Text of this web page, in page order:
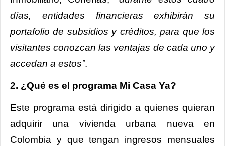
días, entidades financieras exhibirán su
portafolio de subsidios y créditos, para que los
visitantes conozcan las ventajas de cada uno y
accedan a estos”.
2. ¿Qué es el programa Mi Casa Ya?
Este programa está dirigido a quienes quieran
adquirir una vivienda urbana nueva en
Colombia y que tengan ingresos mensuales